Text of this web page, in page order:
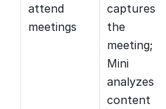
attend
meetings
captures
the
meeting;
Mini
analyzes
content